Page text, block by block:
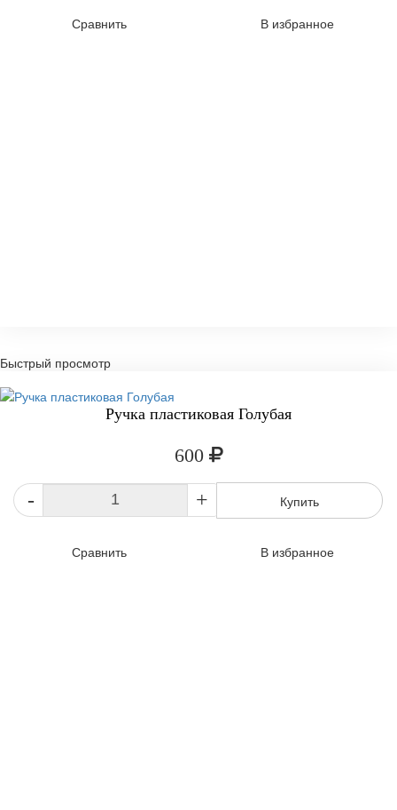
Сравнить В избранное
Быстрый просмотр
Ручка пластиковая Голубая
600
- + Купить
Сравнить В избранное